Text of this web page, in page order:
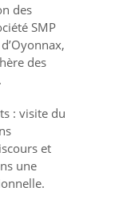
des
SMP
des
: visite du
et
une